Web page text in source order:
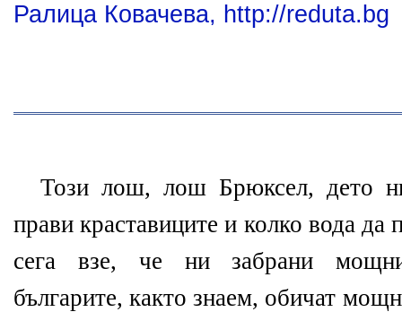
Ралица Ковачева, http://reduta.bg
Този лош, лош Брюксел, дето
прави краставиците и колко вода да
сега взе, че ни забрани
българите, както знаем, обичат